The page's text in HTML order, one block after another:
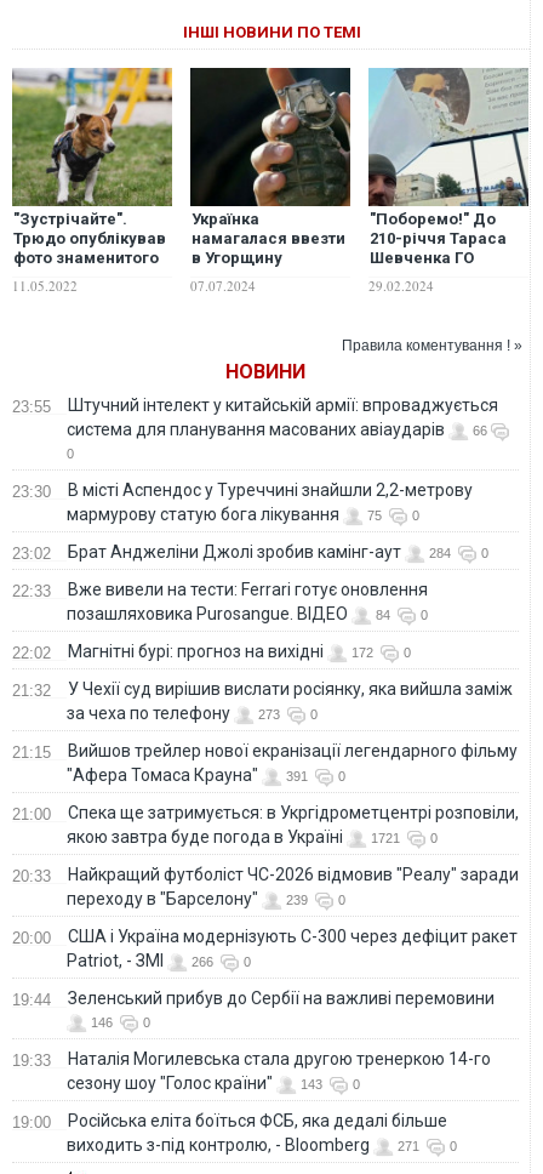
ІНШІ НОВИНИ ПО ТЕМІ
"Зустрічайте".
Трюдо опублікував
фото знаменитого
українського пса
Патрона
11.05.2022
Українка
намагалася ввезти
в Угорщину
гранату, яку
"замовили"
07.07.2024
"Поборемо!" До
210-річчя Тараса
Шевченка ГО
"Міжнародний
жіночий рух "За
оголошує розіграш
для військових
29.02.2024
Правила коментування ! »
НОВИНИ
23:55
Штучний інтелект у китайській армії: впроваджується
система для планування масованих авіаударів
66
0
23:30
В місті Аспендос у Туреччині знайшли 2,2-метрову
мармурову статую бога лікування
75 0
23:02 Брат Анджеліни Джолі зробив камінг-аут 284 0
22:33
Вже вивели на тести: Ferrari готує оновлення
позашляховика Purosangue. ВІДЕО
84 0
22:02 Магнітні бурі: прогноз на вихідні 172 0
21:32
У Чехії суд вирішив вислати росіянку, яка вийшла заміж
за чеха по телефону
273 0
21:15
Вийшов трейлер нової екранізації легендарного фільму
"Афера Томаса Крауна"
391 0
21:00
Спека ще затримується: в Укргідрометцентрі розповіли,
якою завтра буде погода в Україні
1721 0
20:33
Найкращий футболіст ЧС-2026 відмовив "Реалу" заради
переходу в "Барселону"
239 0
20:00
США і Україна модернізують С-300 через дефіцит ракет
Patriot, - ЗМІ
266 0
19:44 Зеленський прибув до Сербії на важливі перемовини
146 0
19:33
Наталія Могилевська стала другою тренеркою 14-го
сезону шоу "Голос країни"
143 0
19:00
Російська еліта боїться ФСБ, яка дедалі більше
виходить з-під контролю, - Bloomberg
271 0